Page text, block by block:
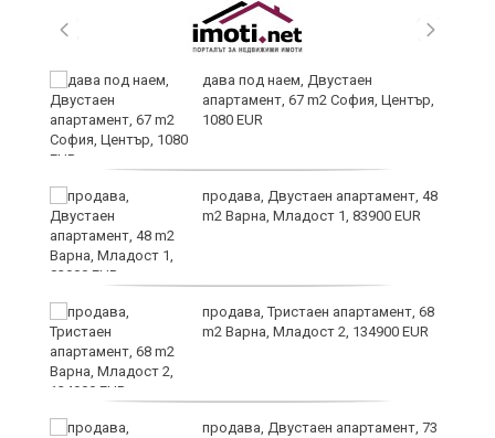
дава под наем, Двустаен
апартамент, 67 m2 София, Център,
1080 EUR
продава, Двустаен апартамент, 48
m2 Варна, Младост 1, 83900 EUR
продава, Тристаен апартамент, 68
m2 Варна, Младост 2, 134900 EUR
продава, Двустаен апартамент, 73